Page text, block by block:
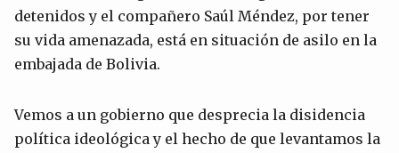
detenidos y el compañero Saúl Méndez, por tener
su vida amenazada, está en situación de asilo en la
embajada de Bolivia.
Vemos a un gobierno que desprecia la disidencia
política ideológica y el hecho de que levantamos la